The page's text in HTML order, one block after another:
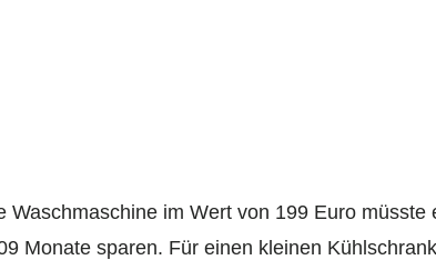
im Wert von 199 Euro müsste
Monate sparen. Für einen kleinen